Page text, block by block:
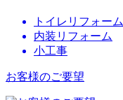
トイレリフォーム
内装リフォーム
小工事
お客様のご要望